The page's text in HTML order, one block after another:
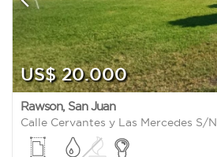
US$ 20.000
Rawson, San Juan
Calle Cervantes y Las Mercedes S/N